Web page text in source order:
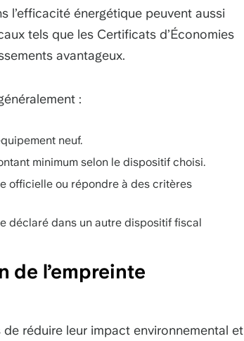
l’efficacité énergétique peuvent aussi
tels que les Certificats d’Économies
avantageux.
:
neuf.
minimum selon le dispositif choisi.
officielle ou répondre à des critères
déclaré dans un autre dispositif fiscal
de l’empreinte
réduire leur impact environnemental et